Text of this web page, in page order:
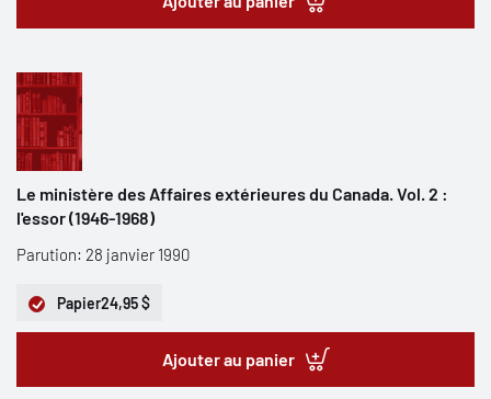
Le ministère des Affaires extérieures du Canada. Vol. 2 :
l'essor (1946-1968)
Parution: 28 janvier 1990
Papier24,95 $
Ajouter au panier